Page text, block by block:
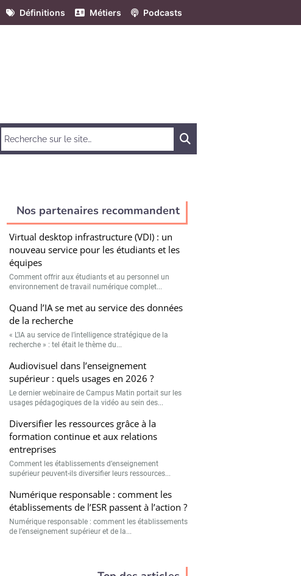
Définitions Métiers Podcasts
Nos partenaires recommandent
Virtual desktop infrastructure (VDI) : un
nouveau service pour les étudiants et les
équipes
Comment offrir aux étudiants et au personnel un
environnement de travail numérique complet...
Quand l’IA se met au service des données
de la recherche
« L’IA au service de l’intelligence stratégique de la
recherche » : tel était le thème du...
Audiovisuel dans l’enseignement
supérieur : quels usages en 2026 ?
Le dernier webinaire de Campus Matin portait sur les
usages pédagogiques de la vidéo au sein des...
Diversifier les ressources grâce à la
formation continue et aux relations
entreprises
Comment les établissements d’enseignement
supérieur peuvent-ils diversifier leurs ressources...
Numérique responsable : comment les
établissements de l’ESR passent à l’action ?
Numérique responsable : comment les établissements
de l’enseignement supérieur et de la...